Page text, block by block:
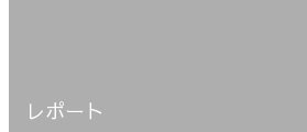
レポート